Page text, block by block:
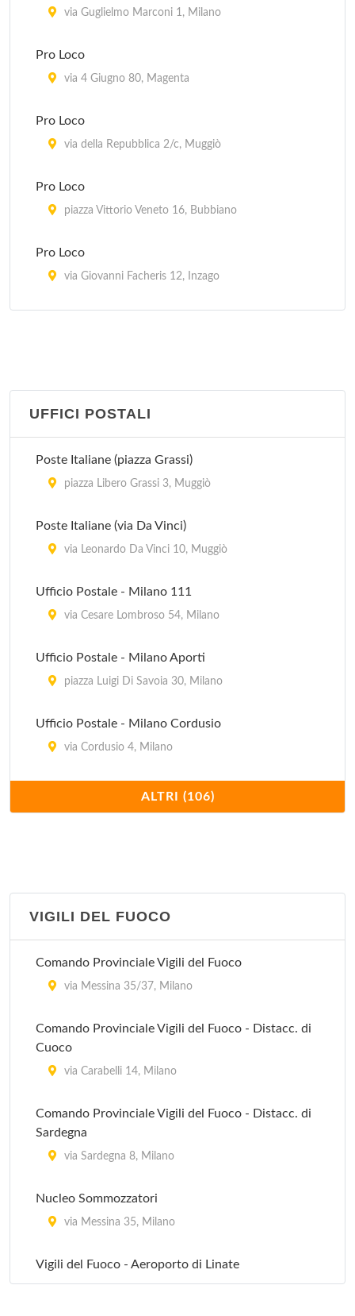
via Guglielmo Marconi 1, Milano
Pro Loco
via 4 Giugno 80, Magenta
Pro Loco
via della Repubblica 2/c, Muggiò
Pro Loco
piazza Vittorio Veneto 16, Bubbiano
Pro Loco
via Giovanni Facheris 12, Inzago
piazza Giuseppe Garibaldi 10, Melzo
UFFICI POSTALI
Poste Italiane (piazza Grassi)
piazza Libero Grassi 3, Muggiò
Poste Italiane (via Da Vinci)
via Leonardo Da Vinci 10, Muggiò
Ufficio Postale - Milano 111
via Cesare Lombroso 54, Milano
Ufficio Postale - Milano Aporti
piazza Luigi Di Savoia 30, Milano
Ufficio Postale - Milano Cordusio
via Cordusio 4, Milano
Ufficio Postale - Milano Galleria Stazione
piazza Duca D'Aosta , Milano
Ufficio Postale - Milano Stazione Centrale Galleria
di Testa
via Giovanni Battista Sammartini , Milano
via Ruggero Bonghi 3/7, Milano
Ufficio Postale - Milano Villaggio Garbagnate
Ufficio Postale 1
via Cogne 14, Milano
ALTRI (106)
VIGILI DEL FUOCO
Comando Provinciale Vigili del Fuoco
via Messina 35/37, Milano
Comando Provinciale Vigili del Fuoco - Distacc. di
Cuoco
via Carabelli 14, Milano
Comando Provinciale Vigili del Fuoco - Distacc. di
Sardegna
via Sardegna 8, Milano
Nucleo Sommozzatori
via Messina 35, Milano
Vigili del Fuoco - Aeroporto di Linate